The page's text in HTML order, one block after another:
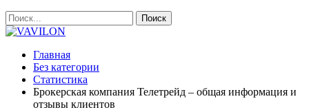
Главная
Без категории
Статистика
Брокерская компания Телетрейд – общая информация и
отзывы клиентов